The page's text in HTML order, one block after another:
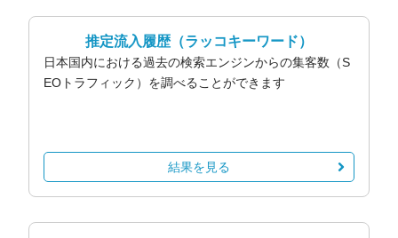
推定流入履歴（ラッコキーワード）
日本国内における過去の検索エンジンからの集客数（S
EOトラフィック）を調べることができます
結果を見る